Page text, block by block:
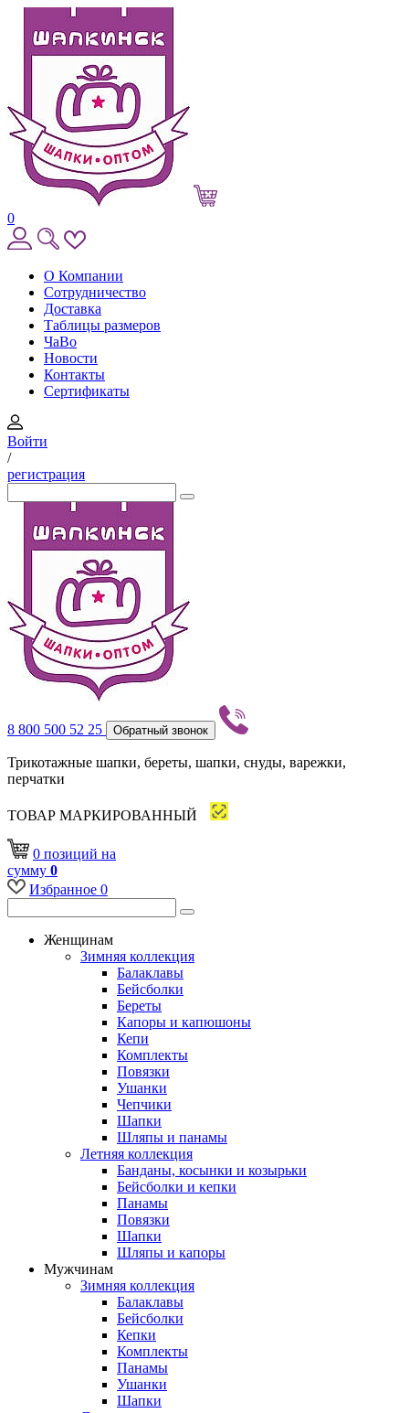
0
О Компании
Сотрудничество
Доставка
Таблицы размеров
ЧаВо
Новости
Контакты
Сертификаты
Войти
/
регистрация
8 800 500 52 25 Обратный звонок
Трикотажные шапки, береты, шапки, снуды, варежки,
перчатки
ТОВАР МАРКИРОВАННЫЙ
0 позиций на
сумму 0
Избранное 0
Женщинам
Зимняя коллекция
Балаклавы
Бейсболки
Береты
Капоры и капюшоны
Кепи
Комплекты
Повязки
Ушанки
Чепчики
Шапки
Шляпы и панамы
Летняя коллекция
Банданы, косынки и козырьки
Бейсболки и кепки
Панамы
Повязки
Шапки
Шляпы и капоры
Мужчинам
Зимняя коллекция
Балаклавы
Бейсболки
Кепки
Комплекты
Панамы
Ушанки
Шапки